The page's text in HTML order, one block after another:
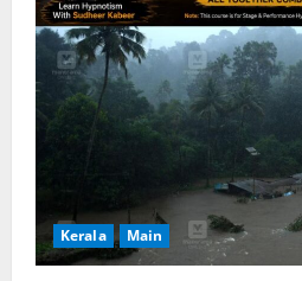
Kerala Main